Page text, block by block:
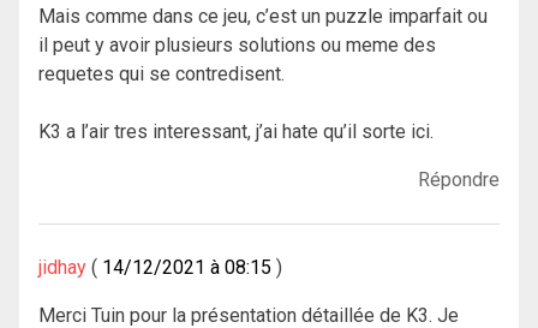
Mais comme dans ce jeu, c’est un puzzle imparfait ou
il peut y avoir plusieurs solutions ou meme des
requetes qui se contredisent.
K3 a l’air tres interessant, j’ai hate qu’il sorte ici.
Répondre
jidhay 14/12/2021 à 08:15
Merci Tuin pour la présentation détaillée de K3. Je